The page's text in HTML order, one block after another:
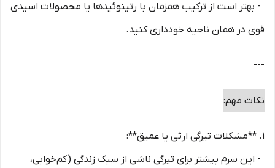
- بهتر است از ترکیب همزمان با رتینوئیدها یا محصولات اسیدی
قوی در همان ناحیه خودداری کنید.
---
نکات مهم:
1. **مشکلات تیرگی ارثی یا عمیق**:
- این سرم بیشتر برای تیرگی ناشی از سبک زندگی (کم‌خوابی،